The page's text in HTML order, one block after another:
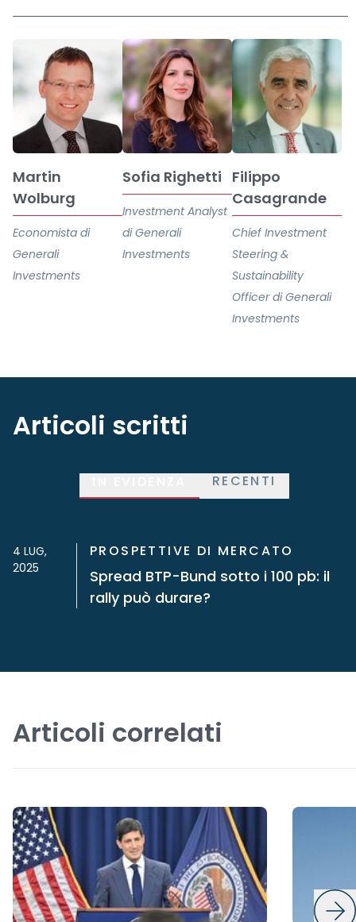
Martin
Wolburg
Economista di
Generali
Investments
Sofia Righetti
Investment Analyst
di Generali
Investments
Filippo
Casagrande
Chief Investment
Steering &
Sustainability
Officer di Generali
Investments
Articoli scritti
RECENTI
4 LUG,
2025
PROSPETTIVE DI MERCATO
Spread BTP-Bund sotto i 100 pb: il
rally può durare?
Articoli correlati